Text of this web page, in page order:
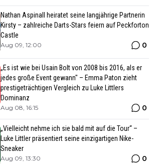
Nathan Aspinall heiratet seine langjährige Partnerin
Kirsty – zahlreiche Darts-Stars feiern auf Peckforton
Castle
Aug 09, 12:00 0
„Es ist wie bei Usain Bolt von 2008 bis 2016, als er
jedes große Event gewann" – Emma Paton zieht
prestigeträchtigen Vergleich zu Luke Littlers
Dominanz
Aug 08, 16:15 0
„Vielleicht nehme ich sie bald mit auf die Tour“ –
Luke Littler präsentiert seine einzigartigen Nike-
Sneaker
Aug 09, 13:30 0